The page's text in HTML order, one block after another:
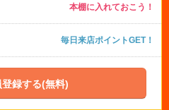
本棚に入れておこう！
毎日来店ポイントGET！
録する(無料)